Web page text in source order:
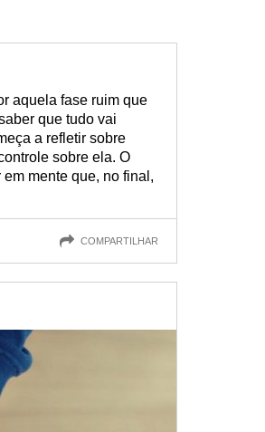
aquela fase ruim que
que tudo vai
a refletir sobre
sobre ela. O
mente que, no final,
COMPARTILHAR